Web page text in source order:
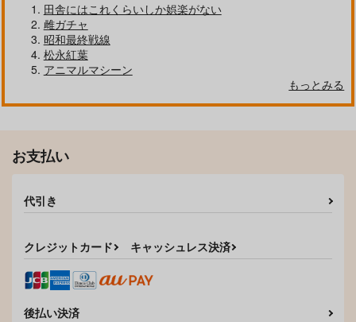
田舎にはこれくらいしか娯楽がない
雌ガチャ
昭和最終戦線
松永紅葉
アニマルマシーン
もっとみる
お支払い
代引き
クレジットカード キャッシュレス決済
後払い決済